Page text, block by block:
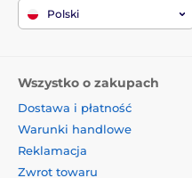
Polski
Wszystko o zakupach
Dostawa i płatność
Warunki handlowe
Reklamacja
Zwrot towaru